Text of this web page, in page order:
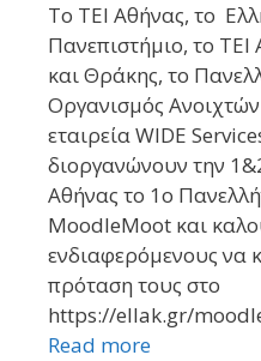
To TEI Αθήνας, το
Πανεπιστήμιο, το
και Θράκης, το
Οργανισμός
εταιρεία WIDE
διοργανώνουν την
Αθήνας το 1ο
MoodleMoot και
ενδιαφερόμενους να
πρόταση τους στο
https://ellak.gr/
Read more